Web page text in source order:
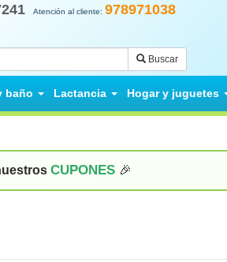
Atención al cliente: 978971038
Buscar
baño Lactancia Hogar y juguetes
CUPONES 🎉